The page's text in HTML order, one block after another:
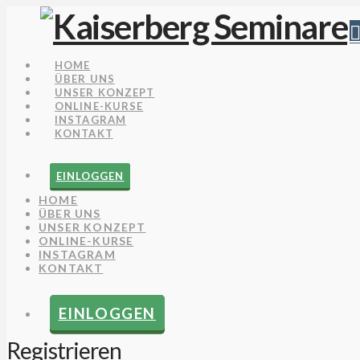
HOME
ÜBER UNS
UNSER KONZEPT
ONLINE-KURSE
INSTAGRAM
KONTAKT
EINLOGGEN
HOME
ÜBER UNS
UNSER KONZEPT
ONLINE-KURSE
INSTAGRAM
KONTAKT
EINLOGGEN
Registrieren